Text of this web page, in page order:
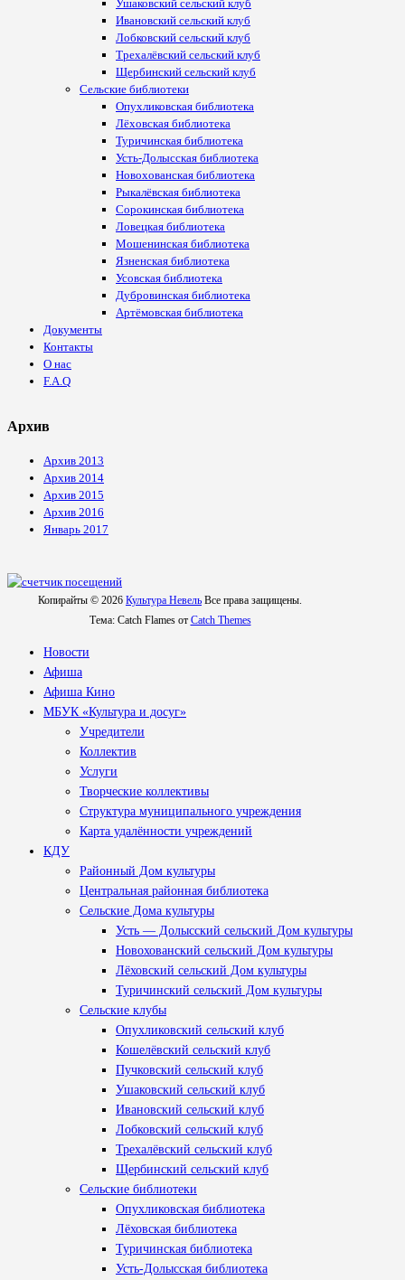
Ушаковский сельский клуб
Ивановский сельский клуб
Лобковский сельский клуб
Трехалёвский сельский клуб
Щербинский сельский клуб
Сельские библиотеки
Опухликовская библиотека
Лёховская библиотека
Туричинская библиотека
Усть-Долысская библиотека
Новохованская библиотека
Рыкалёвская библиотека
Сорокинская библиотека
Ловецкая библиотека
Мошенинская библиотека
Язненская библиотека
Усовская библиотека
Дубровинская библиотека
Артёмовская библиотека
Документы
Контакты
О нас
F.A.Q
Архив
Архив 2013
Архив 2014
Архив 2015
Архив 2016
Январь 2017
Копирайты © 2026 Культура Невель Все права защищены.
Тема: Catch Flames от Catch Themes
Новости
Афиша
Афиша Кино
МБУК «Культура и досуг»
Учредители
Коллектив
Услуги
Творческие коллективы
Структура муниципального учреждения
Карта удалённости учреждений
КДУ
Районный Дом культуры
Центральная районная библиотека
Сельские Дома культуры
Усть — Долысский сельский Дом культуры
Новохованский сельский Дом культуры
Лёховский сельский Дом культуры
Туричинский сельский Дом культуры
Сельские клубы
Опухликовский сельский клуб
Кошелёвский сельский клуб
Пучковский сельский клуб
Ушаковский сельский клуб
Ивановский сельский клуб
Лобковский сельский клуб
Трехалёвский сельский клуб
Щербинский сельский клуб
Сельские библиотеки
Опухликовская библиотека
Лёховская библиотека
Туричинская библиотека
Усть-Долысская библиотека